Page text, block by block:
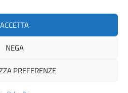
ACCETTA
NEGA
PREFERENZE
Salute Samuele Ciambriello
Situazione in numeri
Calderone